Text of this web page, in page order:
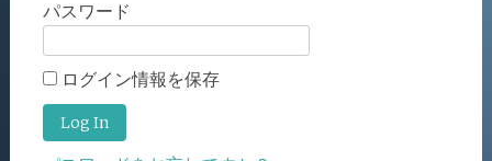
パスワード
ログイン情報を保存